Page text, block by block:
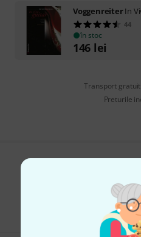
VoggenreiterIn
44
în stoc
146 lei
Transport
Preturile